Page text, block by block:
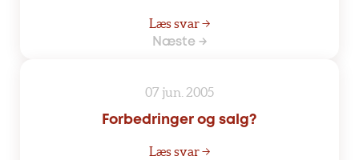
Læs svar →
Næste →
07 jun. 2005
Forbedringer og salg?
Læs svar →